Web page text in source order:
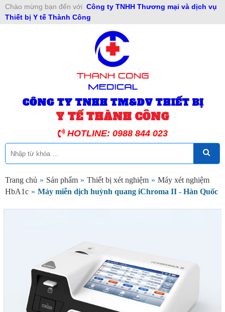
Chào mừng bạn đến với Công ty TNHH Thương mại và dịch vụ
Thiết bị Y tế Thành Công
CÔNG TY TNHH TM&DV THIẾT BỊ
Y TẾ THÀNH CÔNG
HOTLINE: 0988 844 023
Trang chủ » Sản phẩm » Thiết bị xét nghiệm » Máy xét nghiệm
HbA1c » Máy miễn dịch huỳnh quang iChroma II - Hàn Quốc